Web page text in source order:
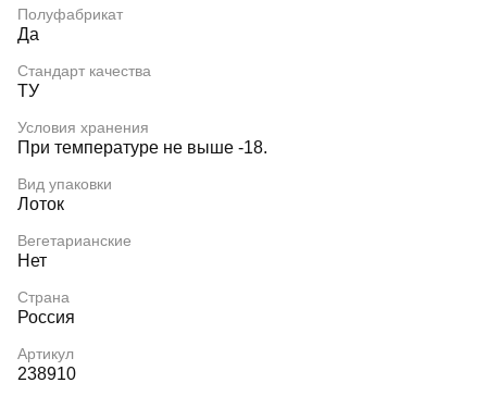
Полуфабрикат
Да
Стандарт качества
ТУ
Условия хранения
При температуре не выше -18.
Вид упаковки
Лоток
Вегетарианские
Нет
Страна
Россия
Артикул
238910